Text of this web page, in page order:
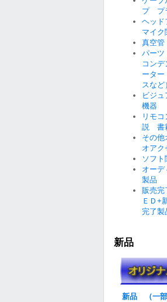
プ プ
ヘッ
マイク
真空管
パー
コン
ータ
スなど）
ビジュ
機器
リモ
説 書
その他
オアク
ソフト
オーデ
製品
販売完
ＥＤ+
完了製
新品
新品 （一